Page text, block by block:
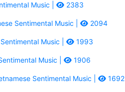
Music | 2383
Sentimental Music | 2094
Music | 1993
Music | 1906
Sentimental Music | 1692